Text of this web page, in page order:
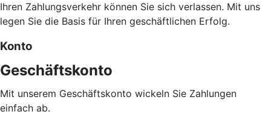
Ihren Zahlungsverkehr können Sie sich verlassen. Mit uns
legen Sie die Basis für Ihren geschäftlichen Erfolg.
Konto
Geschäftskonto
Mit unserem Geschäftskonto wickeln Sie Zahlungen
einfach ab.